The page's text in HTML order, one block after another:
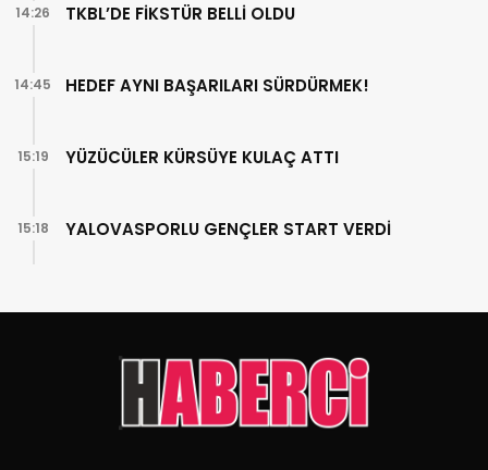
TKBL’DE FİKSTÜR BELLİ OLDU
14:26
HEDEF AYNI BAŞARILARI SÜRDÜRMEK!
14:45
YÜZÜCÜLER KÜRSÜYE KULAÇ ATTI
15:19
YALOVASPORLU GENÇLER START VERDİ
15:18